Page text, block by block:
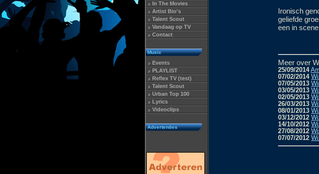
In The Movies
Artist Bio's
Talent Scout
Vandaag op TV
Contact
Music
Events
PLAYLIST
Reflex TV (test)
Talent Scout
Urban Top 100
Lyrics
Videoclips
Advertenties
Ironisch
geliefde
een in
Meer over
25/09/2014
07/02/2014
07/05/2013
03/05/2013
02/05/2013
26/03/2013
08/01/2013
03/12/2012
14/10/2012
27/08/2012
07/07/2012